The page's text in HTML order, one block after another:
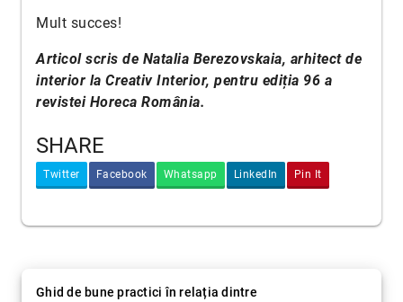
Mult succes!
Articol scris de Natalia Berezovskaia, arhitect de
interior la Creativ Interior, pentru ediția 96 a
revistei Horeca România.
SHARE
Twitter Facebook Whatsapp LinkedIn Pin It
Ghid de bune practici în relația dintre